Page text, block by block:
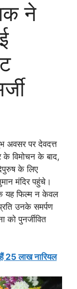
ने
अवसर पर देवदत्त
के विमोचन के बाद,
के लिए
मंदिर पहुंचे।
यह फिल्म न केवल
उनके समर्पण
को पुनर्जीवित
25 लाख नारियल